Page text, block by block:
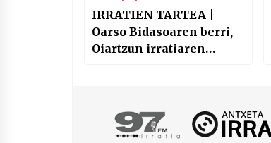
IRRATIEN TARTEA |
Oarso Bidasoaren berri,
Oiartzun irratiaren